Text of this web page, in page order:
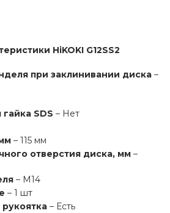
HiKOKI G12SS2
при заклинивании диска –
SDS – Нет
– 115 мм
отверстия диска, мм –
– M14
– 1 шт
– Есть